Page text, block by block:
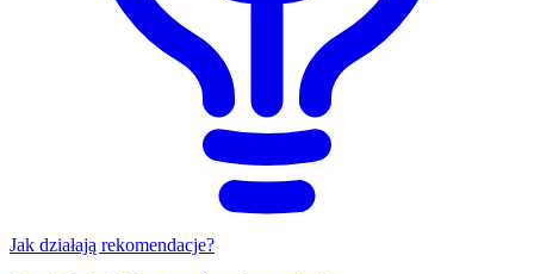
Jak działają rekomendacje?